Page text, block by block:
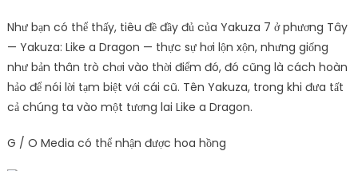
Như bạn có thể thấy, tiêu đề đầy đủ của Yakuza 7 ở phương Tây
— Yakuza: Like a Dragon — thực sự hơi lộn xộn, nhưng giống
như bản thân trò chơi vào thời điểm đó, đó cũng là cách hoàn
hảo để nói lời tạm biệt với cái cũ. Tên Yakuza, trong khi đưa tất
cả chúng ta vào một tương lai Like a Dragon.
G / O Media có thể nhận được hoa hồng